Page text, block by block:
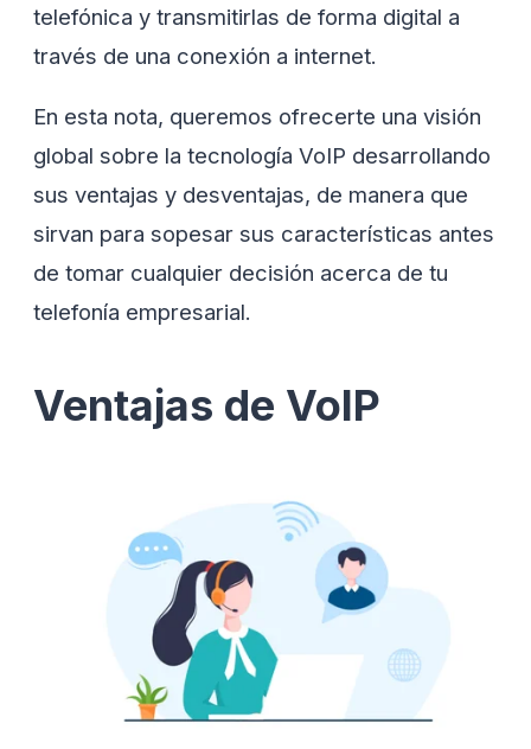
telefónica y transmitirlas de forma digital a
través de una conexión a internet.
En esta nota, queremos ofrecerte una visión
global sobre la tecnología VoIP desarrollando
sus ventajas y desventajas, de manera que
sirvan para sopesar sus características antes
de tomar cualquier decisión acerca de tu
telefonía empresarial.
Ventajas de VoIP